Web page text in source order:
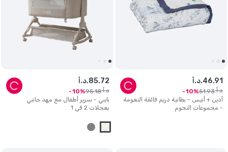
أدين + أنيس - بطانية دريم فائقة النعومة
- مجموعات النجوم
د.أ.46.91
د.أ. 51.93
10
بايبي - سرير أطفال مع مهد جانبي
بعجلات 2 في 1
د.أ.85.72
د.أ. 95.18
10